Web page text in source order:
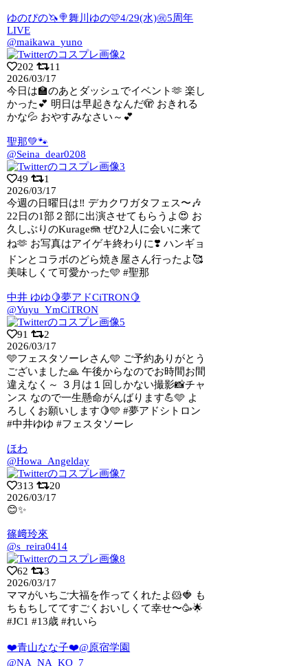
ゆのぴの🦄🍭舞川ゆの🩷4/29(水)㊗5周年
LIVE
@maikawa_yuno
202
11
2026/03/17
今日は🏫のあとダッシュでイベント🫶 楽し
かった💕 明日は早起きなんだ🫣 おきれる
かな💦 おやすみなさい～💕
聖那💚🐾
@Seina_dear0208
49
1
2026/03/17
今週の日曜日は‼️ デカクワガタフェス〜🎶
22日の1部２部に出演させてもらうよ 😍 お
久しぶりのKurage🪼 ぜひ2人に会いに来て
ね🫶 お写真はアイゲキ終わりに❣️ ハンギョ
ドンとコラボのどら焼き屋さん行ったよ🥰
美味しくて可愛かった🩵 #聖那
中井 ゆゆ🍋夢アドCiTRON🍋
@Yuyu_YmCiTRON
91
2
2026/03/17
🩵フェスタソーレさん🩵 ご予約ありがとう
ございました🙏 午後からなのでお時間お間
違えなく～ ３月は１回しかない撮影📸チャ
ンス なので一生懸命がんばります💪🩵 よ
ろしくお願いします🍋🩵 #夢アドシトロン
#中井ゆゆ #フェスタソーレ
ほわ
@Howa_Angelday
313
20
2026/03/17
😊✨
篠﨑玲來
@s_reira0414
62
3
2026/03/17
ママがいちご大福を作ってくれたよ🐹🍓 も
ちもちしててすごくおいしくて幸せ〜🥳🌟
#JC1 #13歳 #れいら
❤️青山なな子❤️@原宿学園
@NA_NA_KO_7